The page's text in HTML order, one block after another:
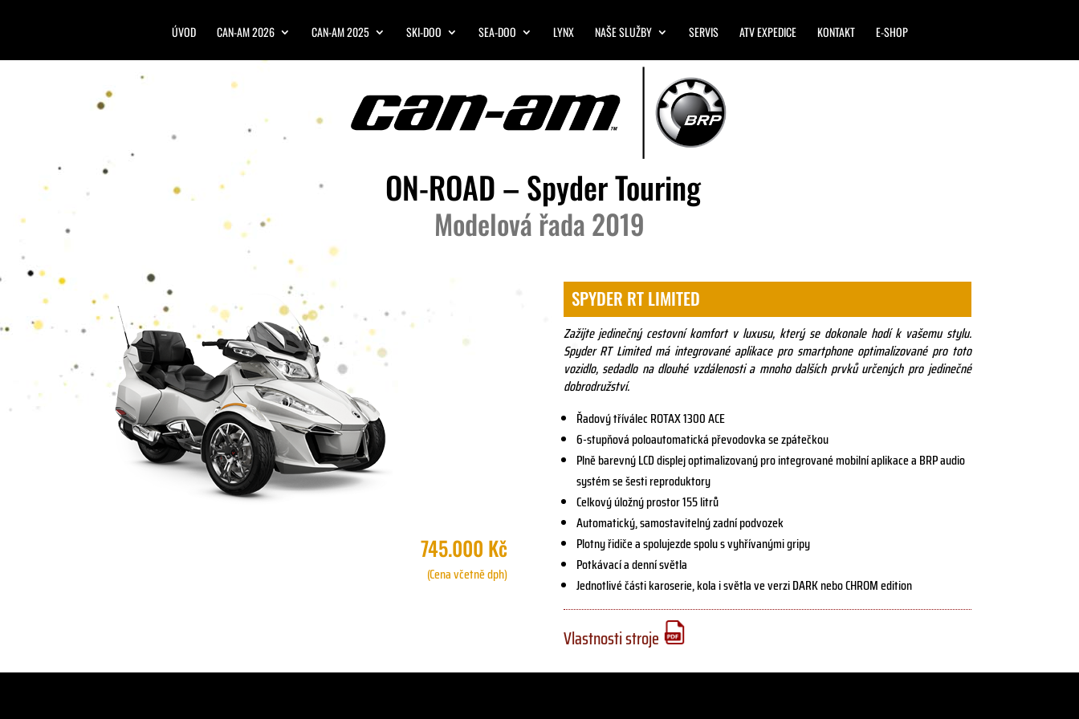
ÚVOD CAN-AM 2026 CAN-AM 2025 SKI-DOO SEA-DOO LYNX NAŠE SLUŽBY SERVIS ATV EXPEDICE KONTAKT E-SHOP
ON-ROAD – Spyder Touring
Modelová řada 2019
745.000 Kč
(Cena včetně dph)
SPYDER RT LIMITED
Zažijte jedinečný cestovní komfort v luxusu, který se dokonale hodí k vašemu stylu.
Spyder RT Limited má integrované aplikace pro smartphone optimalizované pro toto
vozidlo, sedadlo na dlouhé vzdálenosti a mnoho dalších prvků určených pro jedinečné
dobrodružství.
Řadový tříválec ROTAX 1300 ACE
6-stupňová poloautomatická převodovka se zpátečkou
Plně barevný LCD displej optimalizovaný pro integrované mobilní aplikace a BRP audio
systém se šesti reproduktory
Celkový úložný prostor 155 litrů
Automatický, samostavitelný zadní podvozek
Plotny řidiče a spolujezde spolu s vyhřívanými gripy
Potkávací a denní světla
Jednotlivé části karoserie, kola i světla ve verzi DARK nebo CHROM edition
Vlastnosti stroje